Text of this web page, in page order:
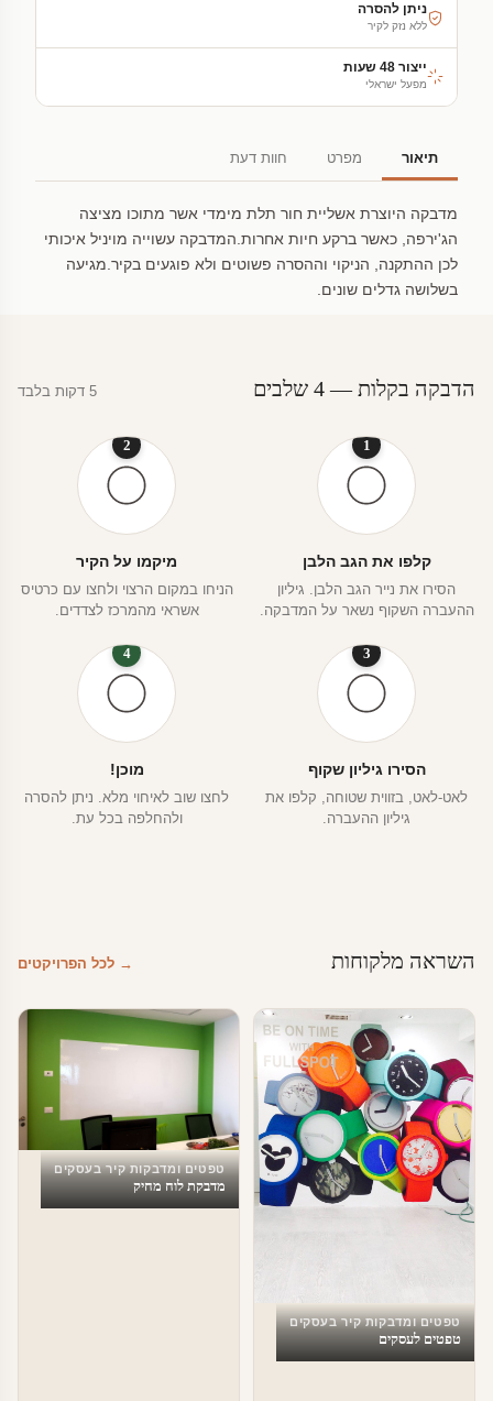
ניתן להסרה
ללא נזק לקיר
ייצור 48 שעות
מפעל ישראלי
תיאור מפרט חוות דעת
מדבקה היוצרת אשליית חור תלת מימדי אשר מתוכו מציצה
הג'ירפה, כאשר ברקע חיות אחרות.המדבקה עשוייה מויניל איכותי
לכן ההתקנה, הניקוי וההסרה פשוטים ולא פוגעים בקיר.מגיעה
בשלושה גדלים שונים.
הדבקה בקלות — 4 שלבים 5 דקות בלבד
1
קלפו את הגב הלבן
הסירו את נייר הגב הלבן. גיליון
ההעברה השקוף נשאר על המדבקה.
2
מיקמו על הקיר
הניחו במקום הרצוי ולחצו עם כרטיס
אשראי מהמרכז לצדדים.
3
הסירו גיליון שקוף
לאט-לאט, בזווית שטוחה, קלפו את
גיליון ההעברה.
4
מוכן!
לחצו שוב לאיחוי מלא. ניתן להסרה
ולהחלפה בכל עת.
השראה מלקוחות → לכל הפרויקטים
טפטים ומדבקות קיר בעסקים
טפטים לעסקים
טפטים ומדבקות קיר בעסקים
מדבקת לוח מחיק